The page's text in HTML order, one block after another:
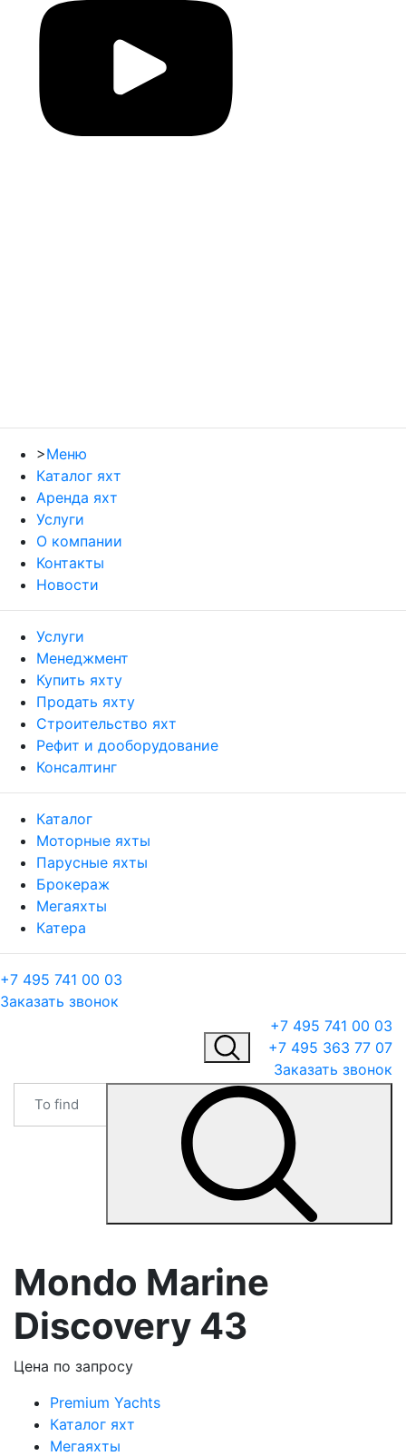
>Меню
Каталог яхт
Аренда яхт
Услуги
О компании
Контакты
Новости
Услуги
Менеджмент
Купить яхту
Продать яхту
Строительство яхт
Рефит и дооборудование
Консалтинг
Каталог
Моторные яхты
Парусные яхты
Брокераж
Мегаяхты
Катера
+7 495 741 00 03
Заказать звонок
+7 495 741 00 03
+7 495 363 77 07
Заказать звонок
Mondo Marine
Discovery 43
Цена по запросу
Premium Yachts
Каталог яхт
Мегаяхты